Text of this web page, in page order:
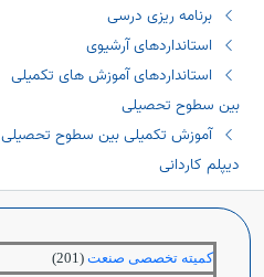
برنامه ریزی درسی
استانداردهای آرشیوی
استانداردهای آموزش های تکمیلی
بین سطوح تحصیلی
آموزش تکمیلی بین سطوح تحصیلی
دیپلم کاردانی
کمیته تخصصی صنعت (201)